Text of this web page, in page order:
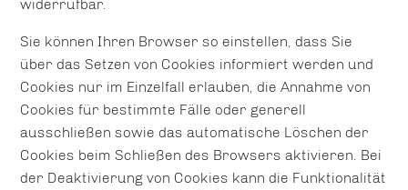
widerrufbar.
Sie können Ihren Browser so einstellen, dass Sie
über das Setzen von Cookies informiert werden und
Cookies nur im Einzelfall erlauben, die Annahme von
Cookies für bestimmte Fälle oder generell
ausschließen sowie das automatische Löschen der
Cookies beim Schließen des Browsers aktivieren. Bei
der Deaktivierung von Cookies kann die Funktionalität